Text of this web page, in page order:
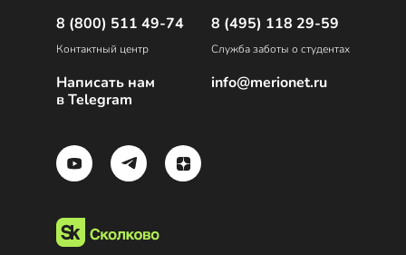
8 (800) 511 49-74
Контактный центр
Написать нам
в Telegram
8 (495) 118 29-59
Служба заботы о студентах
info@merionet.ru